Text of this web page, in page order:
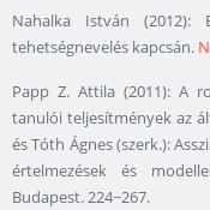
Nahalka István (2012):
tehetségnevelés kapcsán.
Papp Z. Attila (2011): A
tanulói teljesítmények az
és Tóth Ágnes (szerk.):
értelmezések és
Budapest. 224−267.